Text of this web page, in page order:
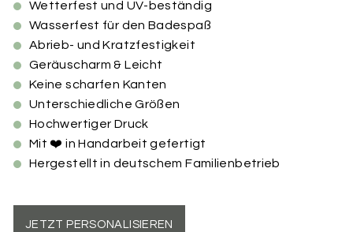
Wetterfest und UV-beständig
Wasserfest für den Badespaß
Abrieb- und Kratzfestigkeit
Geräuscharm & Leicht
Keine scharfen Kanten
Unterschiedliche Größen
Hochwertiger Druck
Mit ❤️ in Handarbeit gefertigt
Hergestellt in deutschem Familienbetrieb
JETZT PERSONALISIEREN